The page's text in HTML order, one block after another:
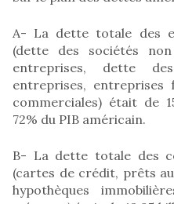
A- La dette totale des
(dette des sociétés
entreprises, dette
entreprises, entreprises
commerciales) était de
72% du PIB américain.
B- La dette totale des
(cartes de crédit, prêts
hypothèques